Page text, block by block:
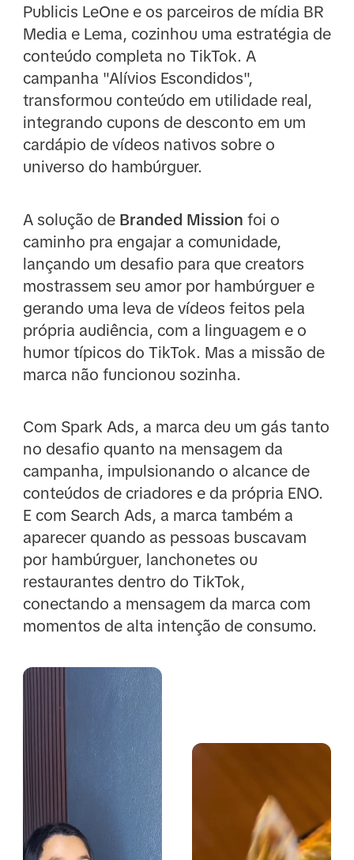
Publicis LeOne e os parceiros de mídia BR
Media e Lema, cozinhou uma estratégia de
conteúdo completa no TikTok. A
campanha "Alívios Escondidos",
transformou conteúdo em utilidade real,
integrando cupons de desconto em um
cardápio de vídeos nativos sobre o
universo do hambúrguer.
A solução de Branded Mission foi o
caminho pra engajar a comunidade,
lançando um desafio para que creators
mostrassem seu amor por hambúrguer e
gerando uma leva de vídeos feitos pela
própria audiência, com a linguagem e o
humor típicos do TikTok. Mas a missão de
marca não funcionou sozinha.
Com Spark Ads, a marca deu um gás tanto
no desafio quanto na mensagem da
campanha, impulsionando o alcance de
conteúdos de criadores e da própria ENO.
E com Search Ads, a marca também a
aparecer quando as pessoas buscavam
por hambúrguer, lanchonetes ou
restaurantes dentro do TikTok,
conectando a mensagem da marca com
momentos de alta intenção de consumo.